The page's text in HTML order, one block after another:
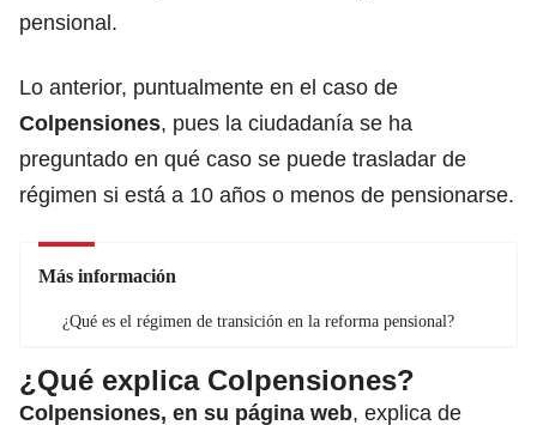
pensional.
Lo anterior, puntualmente en el caso de
Colpensiones, pues la ciudadanía se ha
preguntado en qué caso se puede trasladar de
régimen si está a 10 años o menos de pensionarse.
Más información
¿Qué es el régimen de transición en la reforma pensional?
¿Qué explica Colpensiones?
Colpensiones, en su página web, explica de